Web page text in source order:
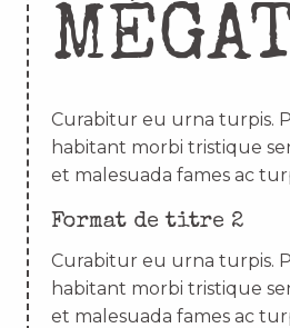
Curabitur eu urna turpis.
habitant morbi tristique
et malesuada fames ac
Format de titre 2
Curabitur eu urna turpis.
habitant morbi tristique
et malesuada fames ac